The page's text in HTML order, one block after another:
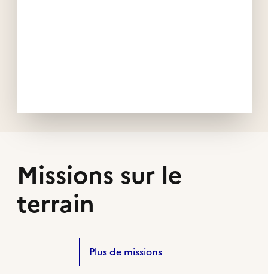
Missions sur le
terrain
Plus de missions